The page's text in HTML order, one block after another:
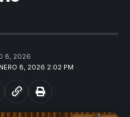
8, 2026 2:02 PM
8, 2026